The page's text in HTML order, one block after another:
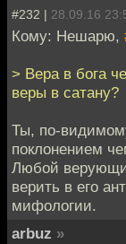
#232 | 28.09.16
Кому: Нешарю,
> Вера в бога
веры в сатану?
Ты, по-
поклонением
Любой
верить в его
мифологии.
arbuz »